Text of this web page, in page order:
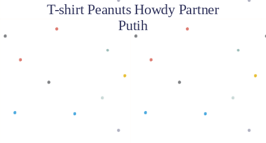
T-shirt Peanuts Howdy Partner
Putih
Baca selengkapnya